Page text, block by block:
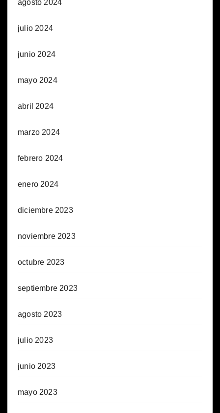
agosto 2024
julio 2024
junio 2024
mayo 2024
abril 2024
marzo 2024
febrero 2024
enero 2024
diciembre 2023
noviembre 2023
octubre 2023
septiembre 2023
agosto 2023
julio 2023
junio 2023
mayo 2023